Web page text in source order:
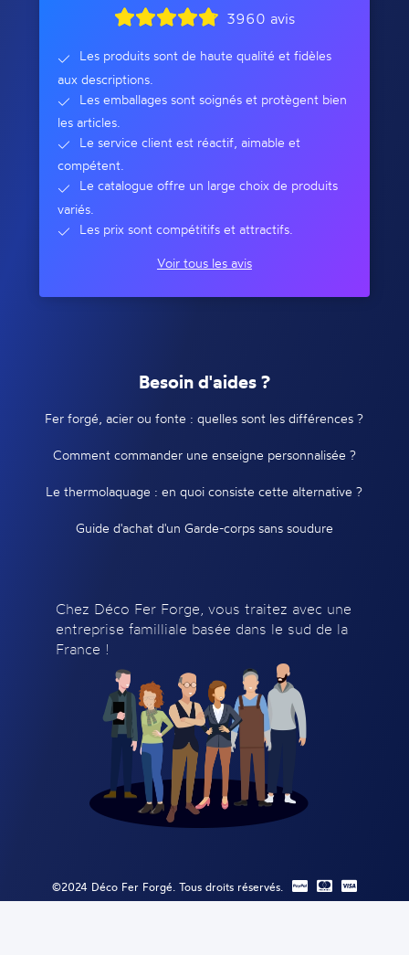
3960 avis
Les produits sont de haute qualité et fidèles
aux descriptions.
Les emballages sont soignés et protègent bien
les articles.
Le service client est réactif, aimable et
compétent.
Le catalogue offre un large choix de produits
variés.
Les prix sont compétitifs et attractifs.
Voir tous les avis
Besoin d'aides ?
Fer forgé, acier ou fonte : quelles sont les différences ?
Comment commander une enseigne personnalisée ?
Le thermolaquage : en quoi consiste cette alternative ?
Guide d'achat d'un Garde-corps sans soudure
Chez Déco Fer Forge, vous traitez avec une
entreprise familliale basée dans le sud de la
France !
©2024 Déco Fer Forgé. Tous droits réservés.